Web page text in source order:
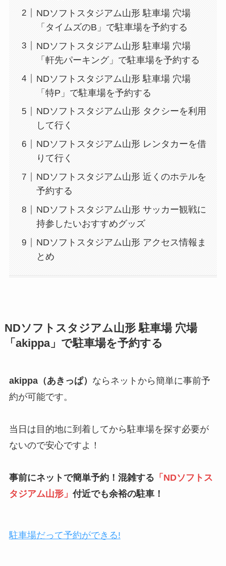
NDソフトスタジアム山形 駐車場 穴場
「タイムズのB」で駐車場を予約する
NDソフトスタジアム山形 駐車場 穴場
「軒先パーキング」で駐車場を予約する
NDソフトスタジアム山形 駐車場 穴場
「特P」で駐車場を予約する
NDソフトスタジアム山形 タクシーを利用
して行く
NDソフトスタジアム山形 レンタカーを借
りて行く
NDソフトスタジアム山形 近くのホテルを
予約する
NDソフトスタジアム山形 サッカー観戦に
持参したいおすすめグッズ
NDソフトスタジアム山形 アクセス情報ま
とめ
NDソフトスタジアム山形駐車場 穴場
「akippa」で駐車場を予約する
akippa（あきっぱ） ならネットから簡単に事前予
約が可能です。
当日は目的地に到着してから駐車場を探す必要が
ないので安心ですよ！
事前にネットで簡単予約！混雑する 「 NDソフトス
タジアム山形」付近でも余裕の駐車！
駐車場だって予約ができる!